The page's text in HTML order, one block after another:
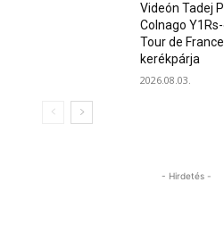
Videón Tadej
Colnago
Tour de
kerékpárja
2026.08.03.
- Hirdetés -